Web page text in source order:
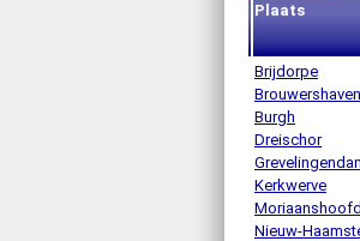
Plaats
Brijdorpe
Brouwershaven
Burgh
Dreischor
Kerkwerve
Moriaanshoofd
Nieuw-